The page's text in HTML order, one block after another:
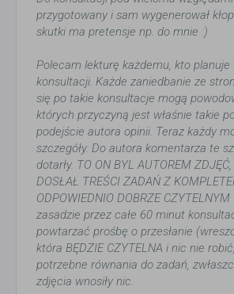
przygotowany i sam wygenerował
skutki ma pretensje np. do mnie :)
Polecam lekturę każdemu, kto planuje
konsultacji. Każde zaniedbanie ze
się po takie konsultacje mogą
których przyczyną jest właśnie takie
podejście autora opinii. Teraz każdy
szczegóły. Do autora komentarza te
dotarły. TO ON BYL AUTOREM
DOSŁAŁ TREŚCI ZADAŃ Z
ODPOWIEDNIO DOBRZE
zasadzie przez całe 60 minut
powtarzać prośbę o przesłanie
która BĘDZIE CZYTELNA i nic nie
potrzebne równania do zadań,
zdjęcia wnosiły nic.